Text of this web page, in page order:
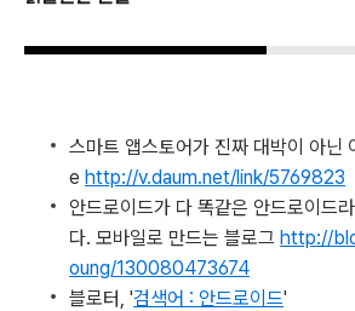
스마트 앱스토어가 진짜 대박이 아
e http://v.daum.net/link/5769823
안드로이드가 다 똑같은 안드로이드
다. 모바일로 만드는 블로그 http://
oung/130080473674
블로터, '검색어 : 안드로이드'